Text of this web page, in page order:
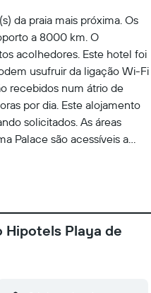
da praia mais próxima. Os
a 8000 km. O
acolhedores. Este hotel foi
usufruir da ligação Wi-Fi
recebidos num átrio de
por dia. Este alojamento
solicitados. As áreas
Palace são acessíveis a
do alojamento. Este
Graças a ampla
durante a sua estadia.
de Palma Palace de
Hipotels Playa de